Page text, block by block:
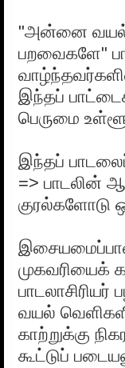
"அன்னை வயல்"
பறவைகளே"
இந்தப்
பெருமை
இந்தப்
=> பாடலின்
குரல்களோடு
முகவரியைக்
வயல்
காற்றுக்கு
கூட்டுப்